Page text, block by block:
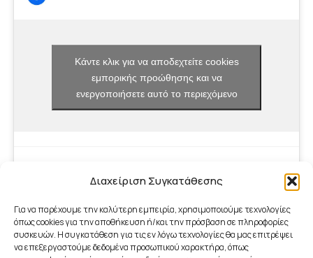
Διαχείριση Συγκατάθεσης
Για να παρέχουμε την καλύτερη εμπειρία, χρησιμοποιούμε τεχνολογίες
όπως cookies για την αποθήκευση ή/και την πρόσβαση σε πληροφορίες
συσκευών. Η συγκατάθεση για τις εν λόγω τεχνολογίες θα μας επιτρέψει
να επεξεργαστούμε δεδομένα προσωπικού χαρακτήρα, όπως
Κάντε κλικ για να αποδεχτείτε cookies
εμπορικής προώθησης και να
ενεργοποιήσετε αυτό το περιεχόμενο